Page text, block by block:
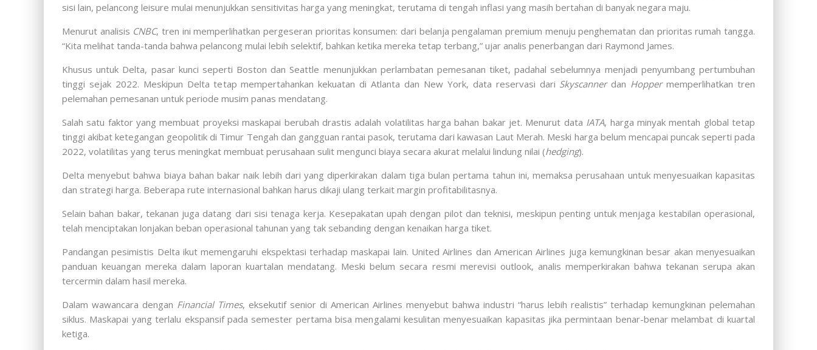
sisi lain, pelancong leisure mulai menunjukkan sensitivitas harga yang meningkat, terutama di tengah inflasi yang masih bertahan di banyak negara maju.
Menurut analisis CNBC, tren ini memperlihatkan pergeseran prioritas konsumen: dari belanja pengalaman premium menuju penghematan dan prioritas rumah tangga.
“Kita melihat tanda-tanda bahwa pelancong mulai lebih selektif, bahkan ketika mereka tetap terbang,” ujar analis penerbangan dari Raymond James.
Khusus untuk Delta, pasar kunci seperti Boston dan Seattle menunjukkan perlambatan pemesanan tiket, padahal sebelumnya menjadi penyumbang pertumbuhan
tinggi sejak 2022. Meskipun Delta tetap mempertahankan kekuatan di Atlanta dan New York, data reservasi dari Skyscannerdan Hoppermemperlihatkan tren
pelemahan pemesanan untuk periode musim panas mendatang.
Salah satu faktor yang membuat proyeksi maskapai berubah drastis adalah volatilitas harga bahan bakar jet. Menurut data IATA, harga minyak mentah global tetap
tinggi akibat ketegangan geopolitik di Timur Tengah dan gangguan rantai pasok, terutama dari kawasan Laut Merah. Meski harga belum mencapai puncak seperti pada
2022, volatilitas yang terus meningkat membuat perusahaan sulit mengunci biaya secara akurat melalui lindung nilai (hedging).
Delta menyebut bahwa biaya bahan bakar naik lebih dari yang diperkirakan dalam tiga bulan pertama tahun ini, memaksa perusahaan untuk menyesuaikan kapasitas
dan strategi harga. Beberapa rute internasional bahkan harus dikaji ulang terkait margin profitabilitasnya.
Selain bahan bakar, tekanan juga datang dari sisi tenaga kerja. Kesepakatan upah dengan pilot dan teknisi, meskipun penting untuk menjaga kestabilan operasional,
telah menciptakan lonjakan beban operasional tahunan yang tak sebanding dengan kenaikan harga tiket.
Pandangan pesimistis Delta ikut memengaruhi ekspektasi terhadap maskapai lain. United Airlines dan American Airlines juga kemungkinan besar akan menyesuaikan
panduan keuangan mereka dalam laporan kuartalan mendatang. Meski belum secara resmi merevisi outlook, analis memperkirakan bahwa tekanan serupa akan
tercermin dalam hasil mereka.
Dalam wawancara dengan Financial Times, eksekutif senior di American Airlines menyebut bahwa industri “harus lebih realistis” terhadap kemungkinan pelemahan
siklus. Maskapai yang terlalu ekspansif pada semester pertama bisa mengalami kesulitan menyesuaikan kapasitas jika permintaan benar-benar melambat di kuartal
ketiga.